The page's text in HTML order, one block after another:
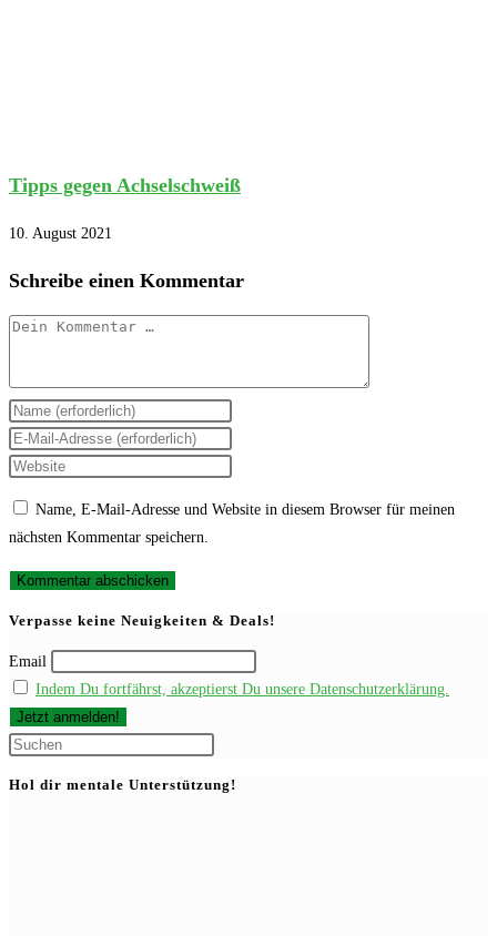
Tipps gegen Achselschweiß
10. August 2021
Schreibe einen Kommentar
Kommentar
Gib
deinen
Namen
Benutzernamen
Kommentieren
Gib
deine
zum
Gib
ein
Name, E-Mail-Adresse und Website in diesem Browser für meinen
nächsten Kommentar speichern.
Verpasse keine Neuigkeiten & Deals!
Email
Indem Du fortfährst, akzeptierst Du unsere Datenschutzerklärung.
to
Hol dir mentale Unterstützung!